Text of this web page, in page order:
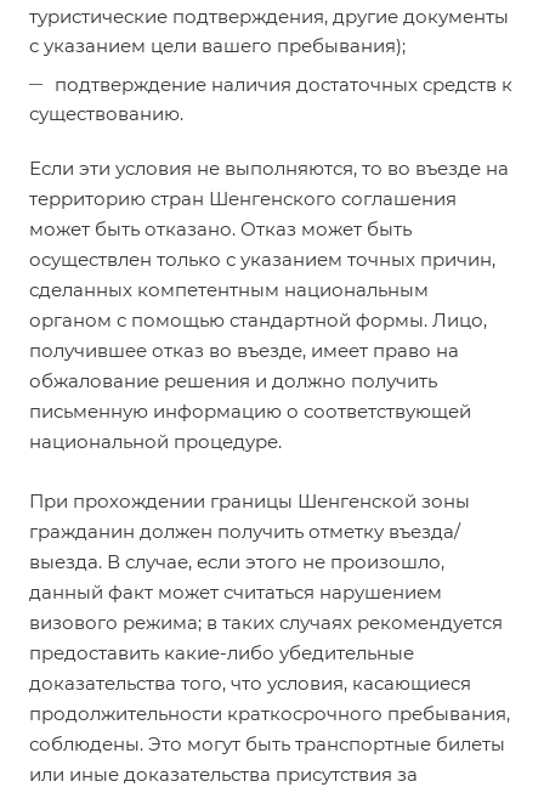
туристические подтверждения, другие документы
с указанием цели вашего пребывания);
подтверждение наличия достаточных средств к
существованию.
Если эти условия не выполняются, то во въезде на
территорию стран Шенгенского соглашения
может быть отказано. Отказ может быть
осуществлен только с указанием точных причин,
сделанных компетентным национальным
органом с помощью стандартной формы. Лицо,
получившее отказ во въезде, имеет право на
обжалование решения и должно получить
письменную информацию о соответствующей
национальной процедуре.
При прохождении границы Шенгенской зоны
гражданин должен получить отметку въезда/
выезда. В случае, если этого не произошло,
данный факт может считаться нарушением
визового режима; в таких случаях рекомендуется
предоставить какие-либо убедительные
доказательства того, что условия, касающиеся
продолжительности краткосрочного пребывания,
соблюдены. Это могут быть транспортные билеты
или иные доказательства присутствия за